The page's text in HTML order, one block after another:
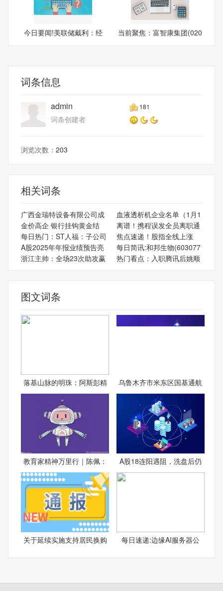
今日要闻!美联储戴利：经
当前聚焦：富智康集团(020
词条信息
admin 181
词条创建者
浏览次数： 203
相关词条
广西金瑞特设备有限公司成
血液透析机企业名单（1月1
金价高企 银行挂钩黄金结
离谱！携程误发全员离职通
每日热门：ST人福：子公司
焦点速递！股指全线上涨
A股2025年年报业绩预告亮
每日简讯:和邦生物(603077
浙江主帅：全场23次助攻赢
热门看点：入职腾讯后姚顺
图文词条
落基山脉的明珠：阿斯彭精 乌鲁木齐市米东区国基通航
教育家精神万里行｜陈佩： A股18连阳遇阻，洗盘后仍
关于延续实施支持居民换购 每日速递:边缘AI服务器公